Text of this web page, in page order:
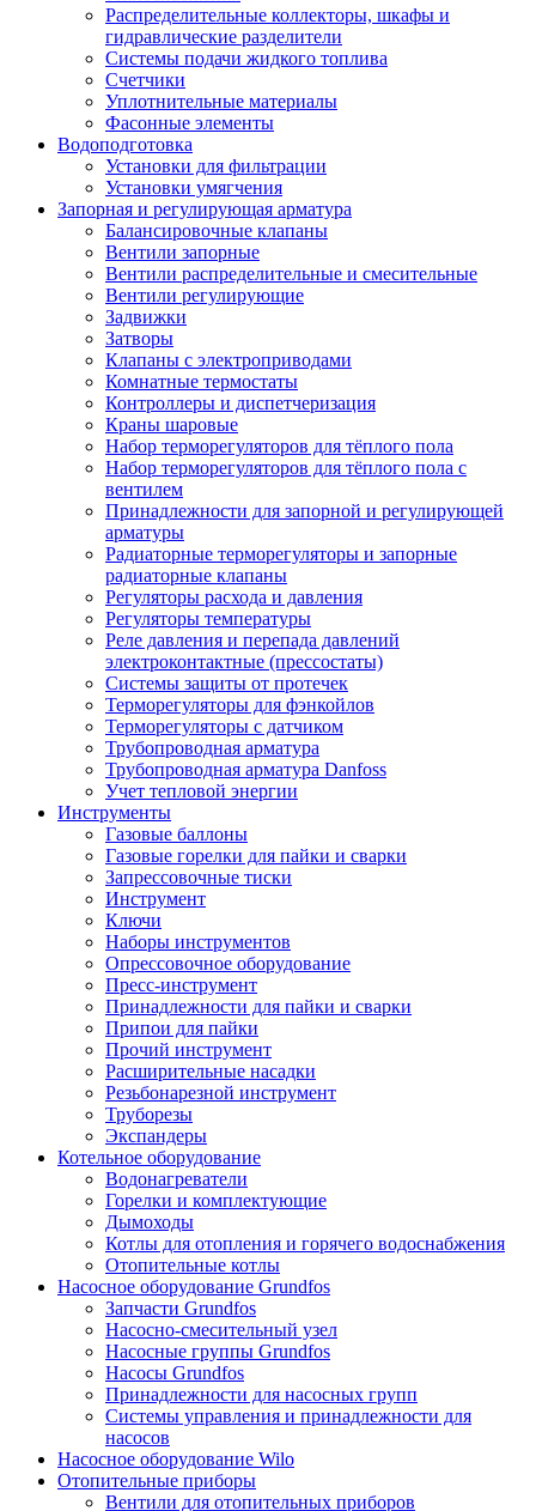
Распределительные коллекторы, шкафы и
гидравлические разделители
Системы подачи жидкого топлива
Счетчики
Уплотнительные материалы
Фасонные элементы
Водоподготовка
Установки для фильтрации
Установки умягчения
Запорная и регулирующая арматура
Балансировочные клапаны
Вентили запорные
Вентили распределительные и смесительные
Вентили регулирующие
Задвижки
Затворы
Клапаны с электроприводами
Комнатные термостаты
Контроллеры и диспетчеризация
Краны шаровые
Набор терморегуляторов для тёплого пола
Набор терморегуляторов для тёплого пола с
вентилем
Принадлежности для запорной и регулирующей
арматуры
Радиаторные терморегуляторы и запорные
радиаторные клапаны
Регуляторы расхода и давления
Регуляторы температуры
Реле давления и перепада давлений
электроконтактные (прессостаты)
Системы защиты от протечек
Терморегуляторы для фэнкойлов
Терморегуляторы с датчиком
Трубопроводная арматура
Трубопроводная арматура Danfoss
Учет тепловой энергии
Инструменты
Газовые баллоны
Газовые горелки для пайки и сварки
Запрессовочные тиски
Инструмент
Ключи
Наборы инструментов
Опрессовочное оборудование
Пресс-инструмент
Принадлежности для пайки и сварки
Припои для пайки
Прочий инструмент
Расширительные насадки
Резьбонарезной инструмент
Труборезы
Экспандеры
Котельное оборудование
Водонагреватели
Горелки и комплектующие
Дымоходы
Котлы для отопления и горячего водоснабжения
Отопительные котлы
Насосное оборудование Grundfos
Запчасти Grundfos
Насосно-смесительный узел
Насосные группы Grundfos
Насосы Grundfos
Принадлежности для насосных групп
Системы управления и принадлежности для
насосов
Насосное оборудование Wilo
Отопительные приборы
Вентили для отопительных приборов